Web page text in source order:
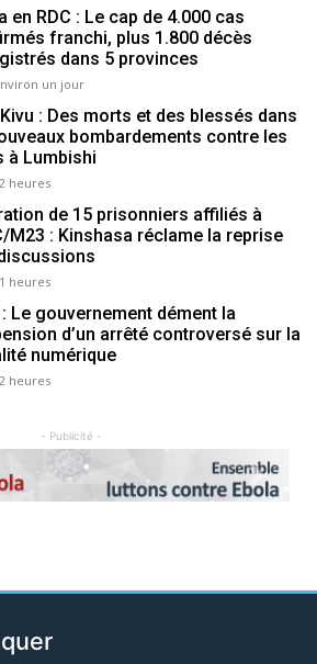
en RDC : Le cap de 4.000 cas
franchi, plus 1.800 décès
dans 5 provinces
un jour
: Des morts et des blessés dans
bombardements contre les
à Lumbishi
heures
de 15 prisonniers affiliés à
M23 : Kinshasa réclame la reprise
heures
: Le gouvernement dément la
d’un arrêté controversé sur la
numérique
heures
- Publicité -
Next